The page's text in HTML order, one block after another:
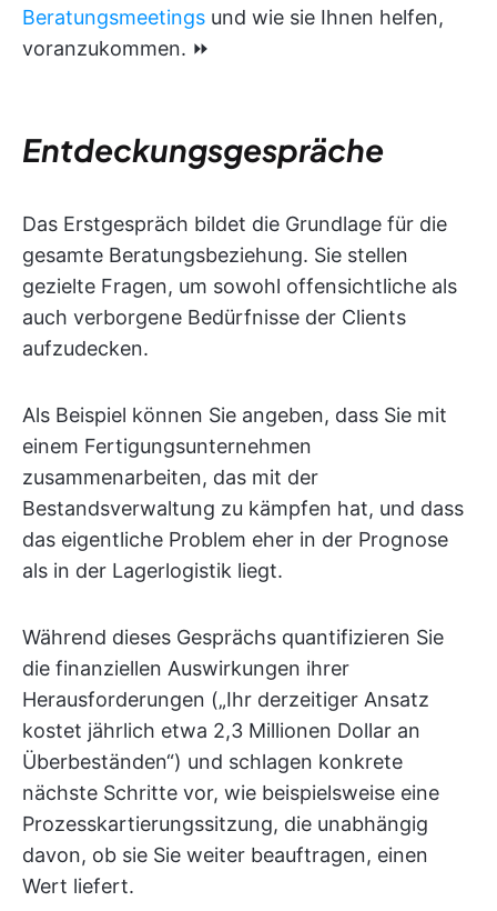
Beratungsmeetings und wie sie Ihnen helfen,
voranzukommen. ⏩
Entdeckungsgespräche
Das Erstgespräch bildet die Grundlage für die
gesamte Beratungsbeziehung. Sie stellen
gezielte Fragen, um sowohl offensichtliche als
auch verborgene Bedürfnisse der Clients
aufzudecken.
Als Beispiel können Sie angeben, dass Sie mit
einem Fertigungsunternehmen
zusammenarbeiten, das mit der
Bestandsverwaltung zu kämpfen hat, und dass
das eigentliche Problem eher in der Prognose
als in der Lagerlogistik liegt.
Während dieses Gesprächs quantifizieren Sie
die finanziellen Auswirkungen ihrer
Herausforderungen („Ihr derzeitiger Ansatz
kostet jährlich etwa 2,3 Millionen Dollar an
Überbeständen“) und schlagen konkrete
nächste Schritte vor, wie beispielsweise eine
Prozesskartierungssitzung, die unabhängig
davon, ob sie Sie weiter beauftragen, einen
Wert liefert.